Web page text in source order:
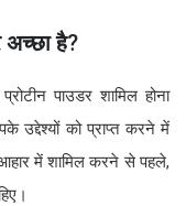
अच्छा है?
पाउडर शामिल होना
उद्देश्यों को प्राप्त करने में
में शामिल करने से पहले,